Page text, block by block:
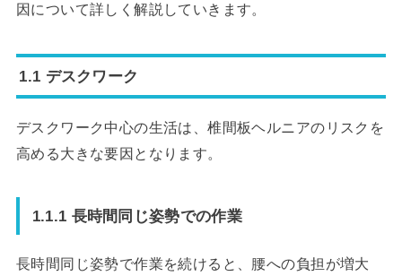
因について詳しく解説していきます。
1.1 デスクワーク
デスクワーク中心の生活は、椎間板ヘルニアのリスクを
高める大きな要因となります。
1.1.1 長時間同じ姿勢での作業
長時間同じ姿勢で作業を続けると、腰への負担が増大